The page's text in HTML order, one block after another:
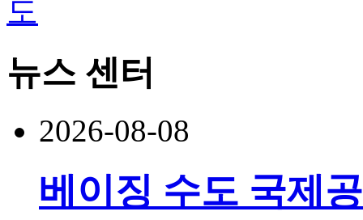
뉴스 센터
2026-08-08
베이징 수도 국제